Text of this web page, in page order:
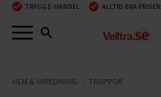
Meny
TRYGG E-HANDEL ALLTID BRA PRISER
HEM & INREDNING TRAPPOR